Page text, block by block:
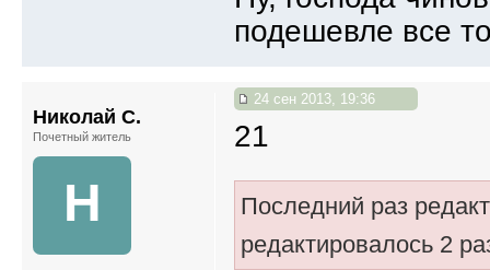
подешевле все
24 сен 2013, 19:36
21
Последний раз
редактировалось 2
Николай С.
Почетный житель
Н